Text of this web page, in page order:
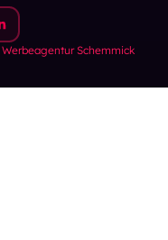
Werbeagentur Schemmick